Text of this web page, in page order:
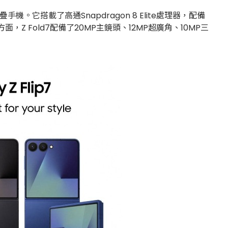
手機。它搭載了高通Snapdragon 8 Elite處理器，配備
，Z Fold7配備了20MP主鏡頭、12MP超廣角、10MP三